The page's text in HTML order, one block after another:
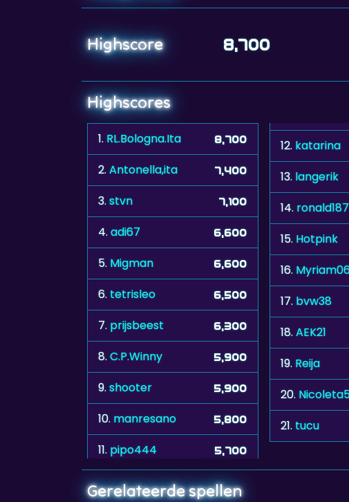
Highscore 8,700
Highscores
1. RL.Bologna.Ita 8,700
2.Antonella,ita 7,400
3.stvn 7,100
4.adi67 6,600
5. Migman 6,600
6.tetrisleo 6,500
7. prijsbeest 6,300
8.C.P.Winny 5,900
9.shooter 5,900
10. manresano 5,800
11. pipo444 5,700
12. katarina
13. langerik
14. ronald187
15. Hotpink
16.
17. bvw38
18.AEK21
19. Reija
20.
21.tucu
Gerelateerde spellen